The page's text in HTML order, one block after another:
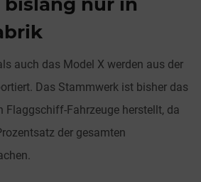
auch das Model X werden aus der
Das Stammwerk ist bisher das
Flaggschiff-Fahrzeuge herstellt, da
der gesamten